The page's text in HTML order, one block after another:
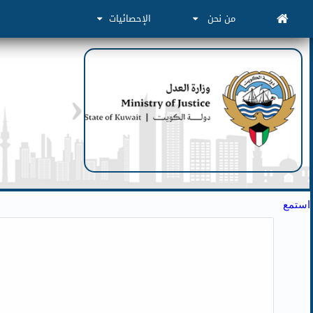
من نحن الإحصائيات
استمع